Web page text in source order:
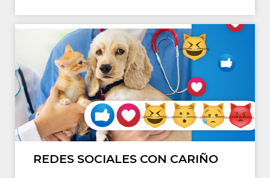
REDES SOCIALES CON CARIÑO